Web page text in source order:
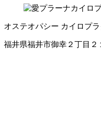
オステオパシー カイロプ
福井県福井市御幸２丁目２